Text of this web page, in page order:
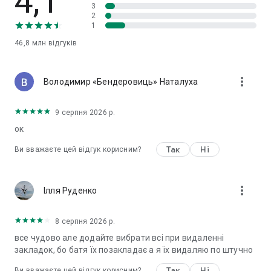
46,8 млн відгуків
3
2
1
Володимир «Бендеровиць» Наталуха more_vert
9 серпня 2026 р.
ок
Ви вважаєте цей відгук корисним? Так Ні
Ілля Руденко more_vert
8 серпня 2026 р.
все чудово але додайте вибрати всі при видаленні
закладок, бо батя їх позакладає а я їх видаляю по штучно